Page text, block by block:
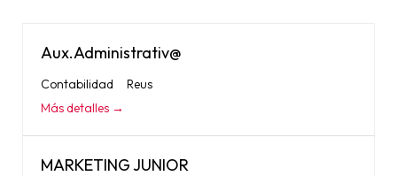
Aux.Administrativ@
Contabilidad
Reus
Más detalles
MARKETING JUNIOR